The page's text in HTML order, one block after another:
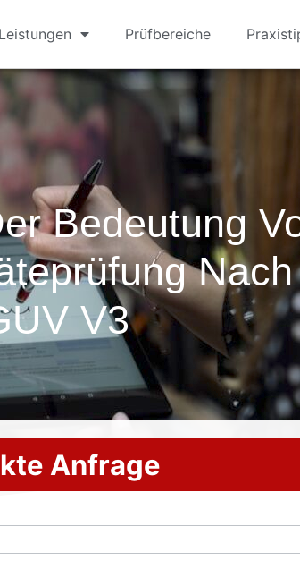
Leistungen Prüfbereiche
Bedeutung
Nach
V3
Anfrage